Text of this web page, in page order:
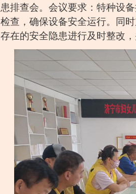
患排查会。会议要求 ： 特种设
检查，确保设备安全运行。同
存在的安全隐患进行及时整改